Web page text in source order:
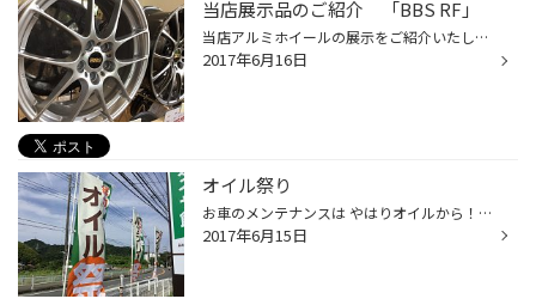
当店展示品のご紹介 「BBS RF」
当店アルミホイールの展示をご紹介いたします。 本日のご紹介は、『BBS RF』 アルミホイールといえば知名度ナンバーワンの『BBS』 憧れのホイールをぜひ装着しませんか？ サンプル展示ございますので、 お気軽にお問い合わせください。
2017年6月16日
オイル祭り
お車のメンテナンスは やはりオイルから！ 定期的なオイル交換でクルマの健康を維持しましょう
2017年6月15日